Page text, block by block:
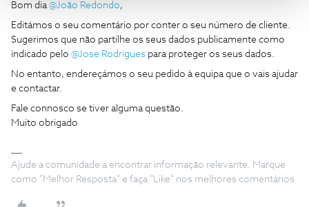
Bom dia@João Redondo,
Editámos o seu comentário por conter o seu número de cliente.
Sugerimos que não partilhe os seus dados publicamente como
indicado pelo @Jose Rodrigues para proteger os seus dados.
No entanto, endereçámos o seu pedido à equipa que o vais ajudar
e contactar.
Fale connosco se tiver alguma questão.
Muito obrigado
Ajude a comunidade a encontrar informação relevante. Marque
como "Melhor Resposta" e faça "Like" nos melhores comentários.